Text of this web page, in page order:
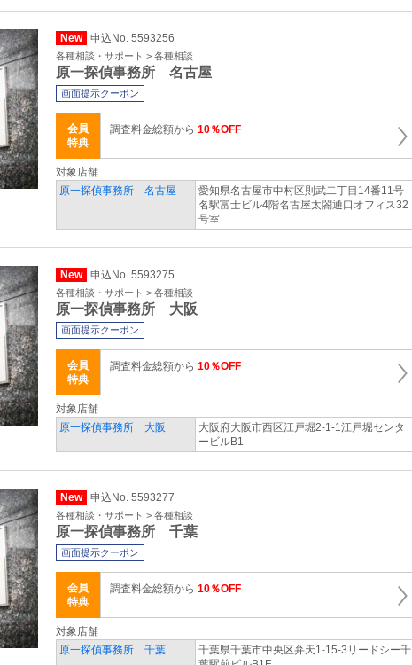
New 申込No. 5593256
各種相談・サポート > 各種相談
原一探偵事務所 名古屋
画面提示クーポン
会員
特典
調査料金総額から 10％OFF
対象店舗
原一探偵事務所 名古屋
愛知県名古屋市中村区則武二丁目14番11号
名駅富士ビル4階名古屋太閤通口オフィス32
号室
New 申込No. 5593275
各種相談・サポート > 各種相談
原一探偵事務所 大阪
画面提示クーポン
会員
特典
調査料金総額から 10％OFF
対象店舗
原一探偵事務所 大阪
大阪府大阪市西区江戸堀2-1-1江戸堀センタ
ービルB1
New 申込No. 5593277
各種相談・サポート > 各種相談
原一探偵事務所 千葉
画面提示クーポン
会員
特典
調査料金総額から 10％OFF
対象店舗
原一探偵事務所 千葉
千葉県千葉市中央区弁天1-15-3リードシー千